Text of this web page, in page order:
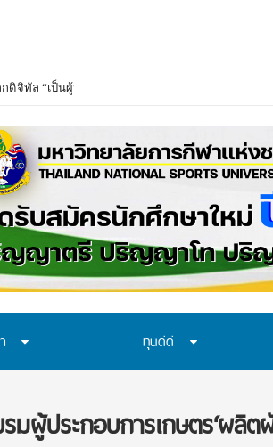
ทุนดีดี
ผู้ประกอบการเกษตร‘ผลิ